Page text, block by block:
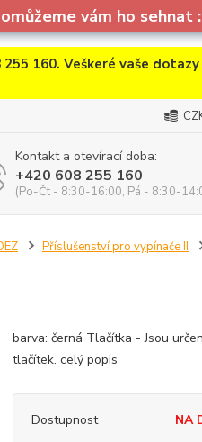
vám ho sehnat
160. Veškeré vaše
Kontakt a otevírací doba:
+420 608 255 160
(Po-Čt - 8:30-16:00, Pá - 8:30-
Příslušenství pro vypínače II
barva: černá Tlačítka - Jsou
tlačítek. celý popis
Dostupnost NA